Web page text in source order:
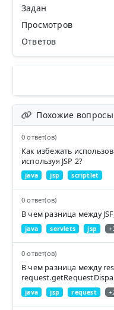
Задан
Просмотров
Ответов
Похожие вопросы
0 ответ(ов)
Как избежать
используя JSP 2?
java jsp scriptlet
0 ответ(ов)
В чем разница между
java servlets jsp
0 ответ(ов)
В чем разница между
java jsp request